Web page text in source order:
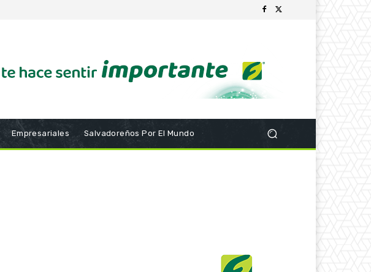
Empresariales Salvadoreños Por El Mundo